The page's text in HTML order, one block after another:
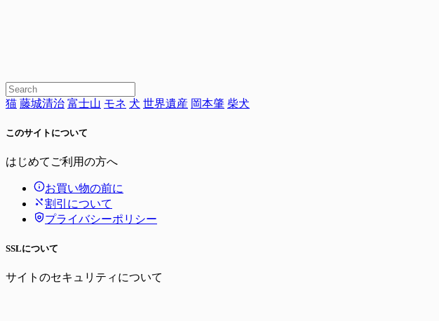
猫 藤城清治 富士山 モネ 犬 世界遺産 岡本肇 柴犬
このサイトについて
はじめてご利用の方へ
お買い物の前に
割引について
プライバシーポリシー
SSLについて
サイトのセキュリティについて